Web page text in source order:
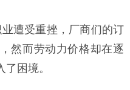
遭受重挫，厂商们的订
然而劳动力价格却在逐
困境。